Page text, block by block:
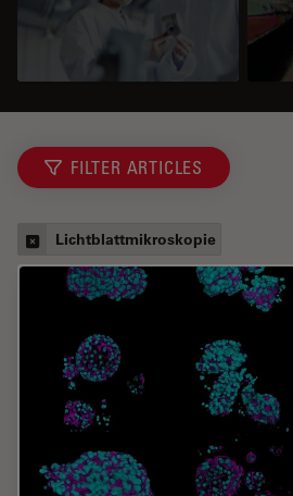
FILTER ARTICLES
Lichtblattmikroskopie